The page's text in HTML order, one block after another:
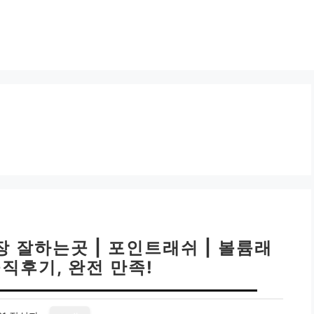
잘하는곳 | 포인트래쉬 | 볼륨래
후기, 완전 만족!